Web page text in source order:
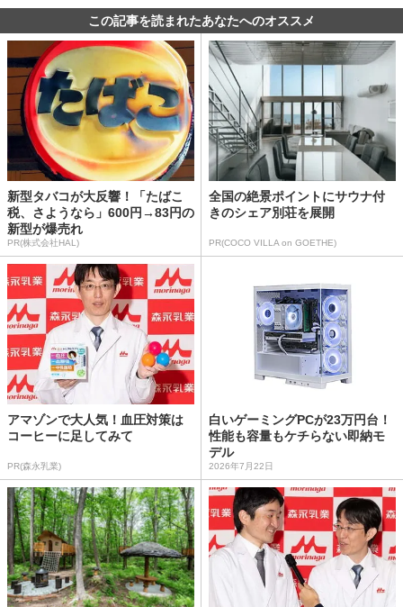
この記事を読まれたあなたへのオススメ
新型タバコが大反響！「たばこ
税、さようなら」600円→83円の
新型が爆売れ
PR(株式会社HAL)
全国の絶景ポイントにサウナ付
きのシェア別荘を展開
PR(COCO VILLA on GOETHE)
アマゾンで大人気！血圧対策は
コーヒーに足してみて
PR(森永乳業)
白いゲーミングPCが23万円台！
性能も容量もケチらない即納モ
デル
2026年7月22日